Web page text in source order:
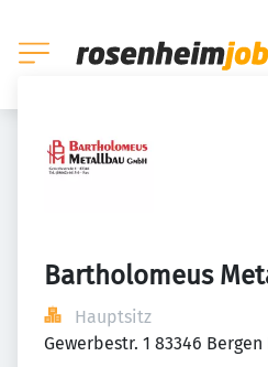
Bartholomeus
Hauptsitz
Gewerbestr. 1 83346